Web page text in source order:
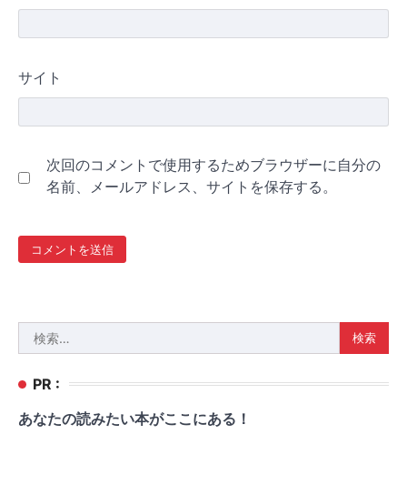
サイト
次回のコメントで使用するためブラウザーに自分の
名前、メールアドレス、サイトを保存する。
索:
PR :
あなたの読みたい本がここにある！